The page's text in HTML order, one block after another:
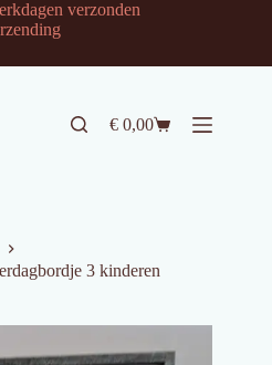
werkdagen verzonden
Winkelwagen
€ 0,00
3 kinderen